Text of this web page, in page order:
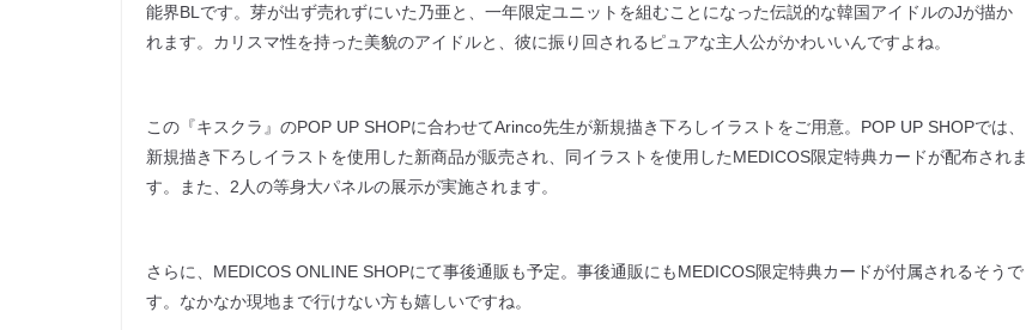
能界BLです。芽が出ず売れずにいた乃亜と、一年限定ユニットを組むことになった伝説的な韓国アイドルのJが描か
れます。カリスマ性を持った美貌のアイドルと、彼に振り回されるピュアな主人公がかわいいんですよね。
この『キスクラ』のPOP UP SHOPに合わせてArinco先生が新規描き下ろしイラストをご用意。POP UP SHOPでは、
新規描き下ろしイラストを使用した新商品が販売され、同イラストを使用したMEDICOS限定特典カードが配布されま
す。また、2人の等身大パネルの展示が実施されます。
さらに、MEDICOS ONLINE SHOPにて事後通販も予定。事後通販にもMEDICOS限定特典カードが付属されるそうで
す。なかなか現地まで行けない方も嬉しいですね。